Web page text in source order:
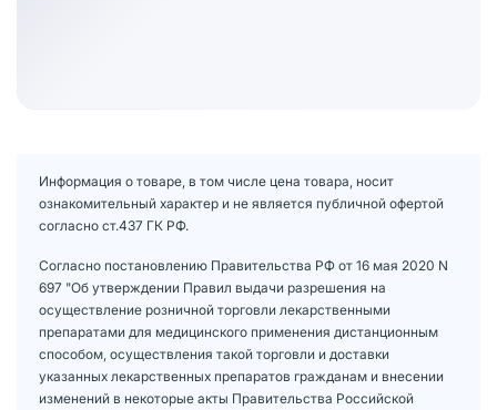
Информация о товаре, в том числе цена товара, носит
ознакомительный характер и не является публичной офертой
согласно ст.437 ГК РФ.
Согласно постановлению Правительства РФ от 16 мая 2020 N
697 "Об утверждении Правил выдачи разрешения на
осуществление розничной торговли лекарственными
препаратами для медицинского применения дистанционным
способом, осуществления такой торговли и доставки
указанных лекарственных препаратов гражданам и внесении
изменений в некоторые акты Правительства Российской